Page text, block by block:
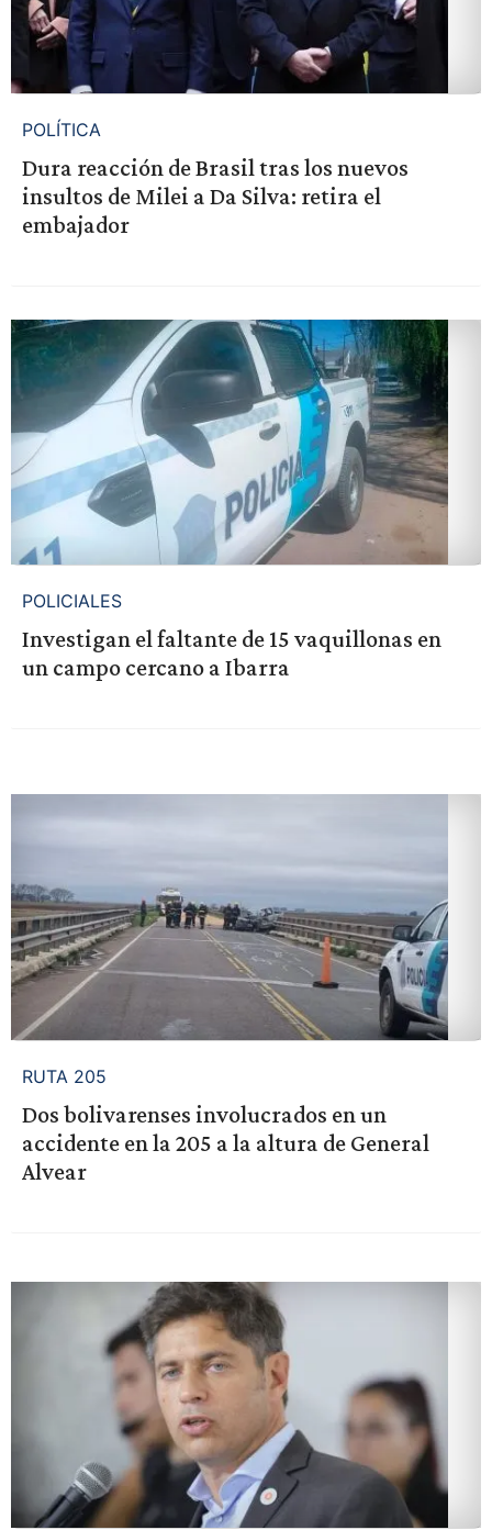
POLÍTICA
Dura reacción de Brasil tras los nuevos
insultos de Milei a Da Silva: retira el
embajador
POLICIALES
Investigan el faltante de 15 vaquillonas en
un campo cercano a Ibarra
RUTA 205
Dos bolivarenses involucrados en un
accidente en la 205 a la altura de General
Alvear